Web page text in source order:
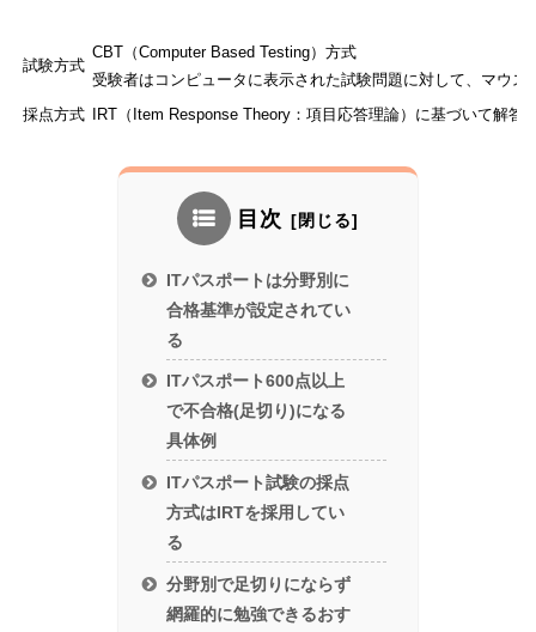
試験方式
CBT（Computer Based Testing）方式
受験者はコンピュータに表示された試験問題に対して、マウ
採点方式
IRT（Item Response Theory：項目応答理論）に基づいて解答
目次
ITパスポートは分野別に
合格基準が設定されてい
る
ITパスポート600点以上
で不合格(足切り)になる
具体例
ITパスポート試験の採点
方式はIRTを採用してい
る
分野別で足切りにならず
網羅的に勉強できるおす